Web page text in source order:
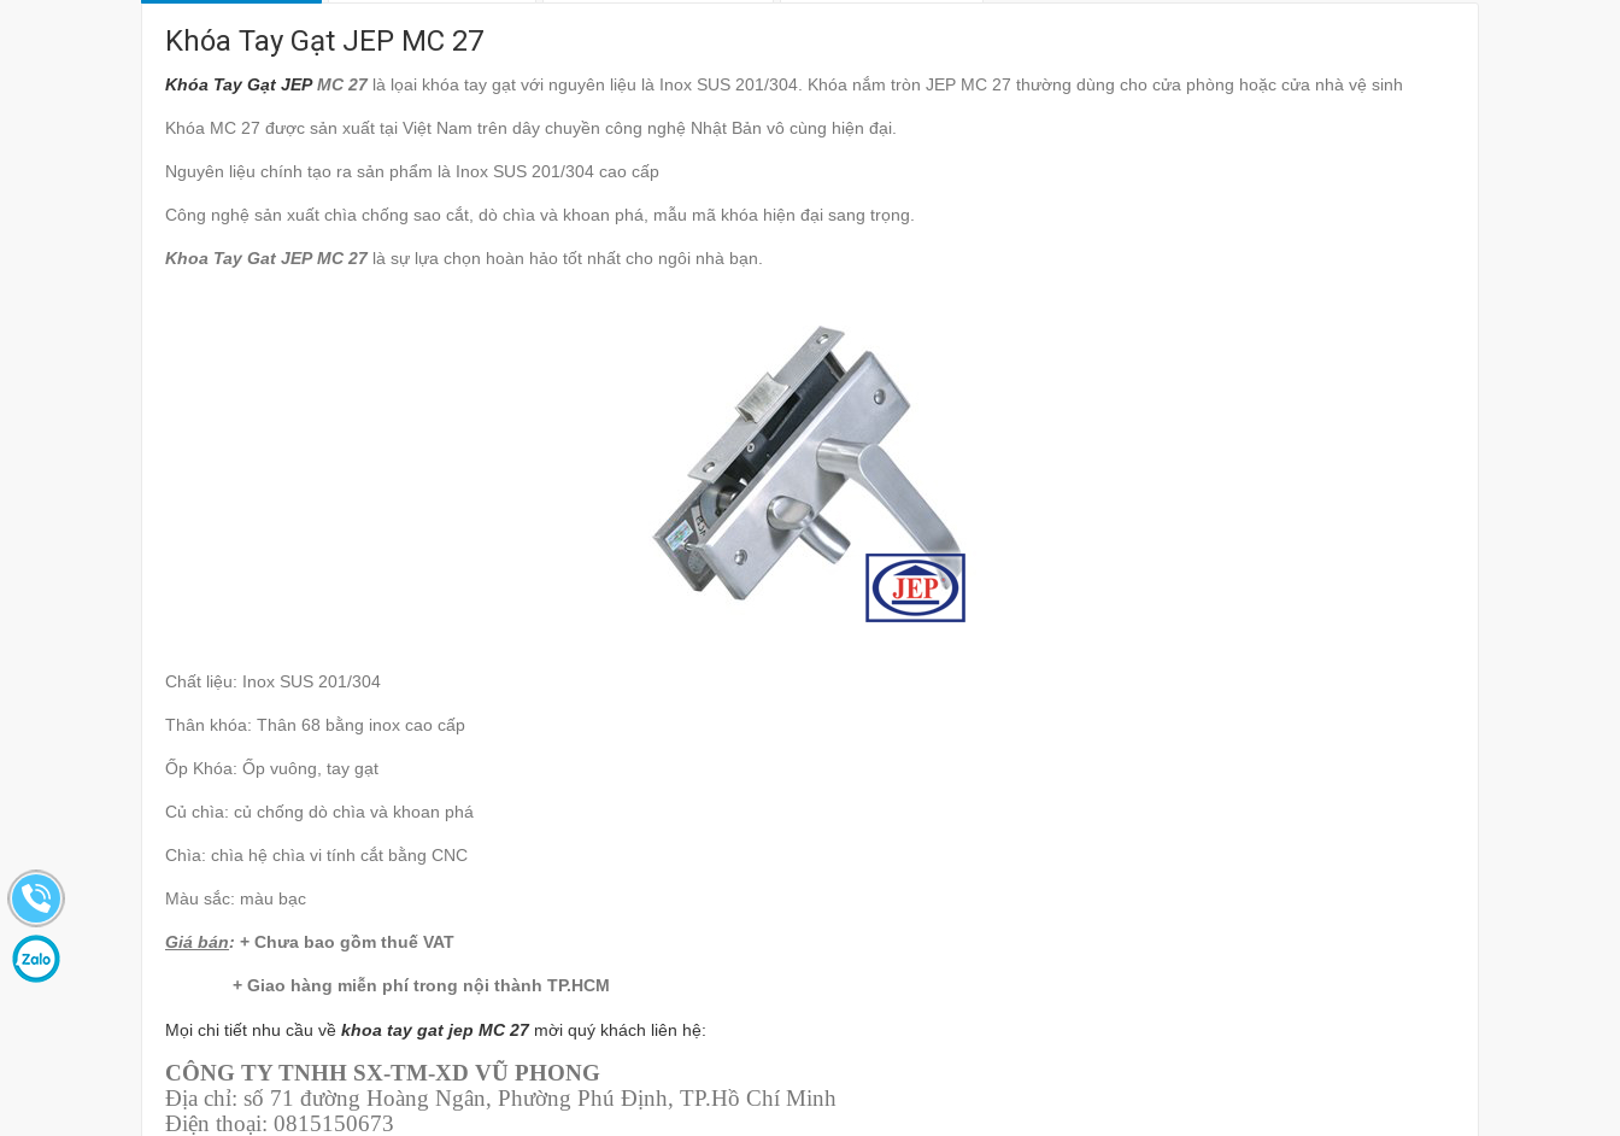
Khóa Tay Gạt JEP MC 27
Khóa Tay Gạt JEPMC 27là lọai khóa tay gạt với nguyên liệu là Inox SUS 201/304. Khóa nắm tròn JEP MC 27 thường dùng cho cửa phòng hoặc cửa nhà vệ sinh
Khóa MC 27 được sản xuất tại Việt Nam trên dây chuyền công nghệ Nhật Bản vô cùng hiện đại.
Nguyên liệu chính tạo ra sản phẩm là Inox SUS 201/304 cao cấp
Công nghệ sản xuất chìa chống sao cắt, dò chìa và khoan phá, mẫu mã khóa hiện đại sang trọng.
Khoa Tay Gat JEP MC 27là sự lựa chọn hoàn hảo tốt nhất cho ngôi nhà bạn.
Chất liệu: Inox SUS 201/304
Thân khóa: Thân 68 bằng inox cao cấp
Ốp Khóa: Ốp vuông, tay gạt
Củ chìa: củ chống dò chìa và khoan phá
Chìa: chìa hệ chìa vi tính cắt bằng CNC
Màu sắc: màu bạc
Giá bán: + Chưa bao gồm thuế VAT
+ Giao hàng miễn phí trong nội thành TP.HCM
Mọi chi tiết nhu cầu về khoa tay gat jep MC 27 mời quý khách liên hệ:
CÔNG TY TNHH SX-TM-XD VŨ PHONG
Địa chỉ: số 71 đường Hoàng Ngân, Phường Phú Định, TP.Hồ Chí Minh
Điện thoại: 0815150673